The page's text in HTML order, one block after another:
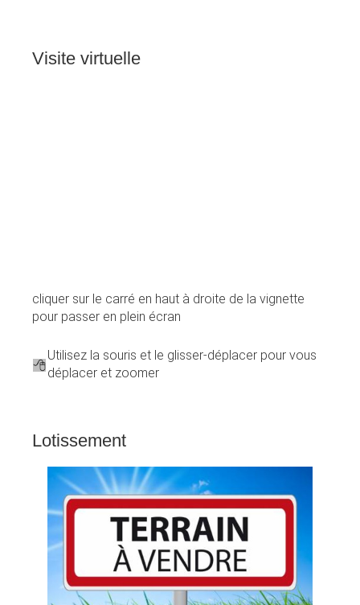
Visite virtuelle
cliquer sur le carré en haut à droite de la vignette
pour passer en plein écran
Utilisez la souris et le glisser-déplacer pour vous
déplacer et zoomer
Lotissement